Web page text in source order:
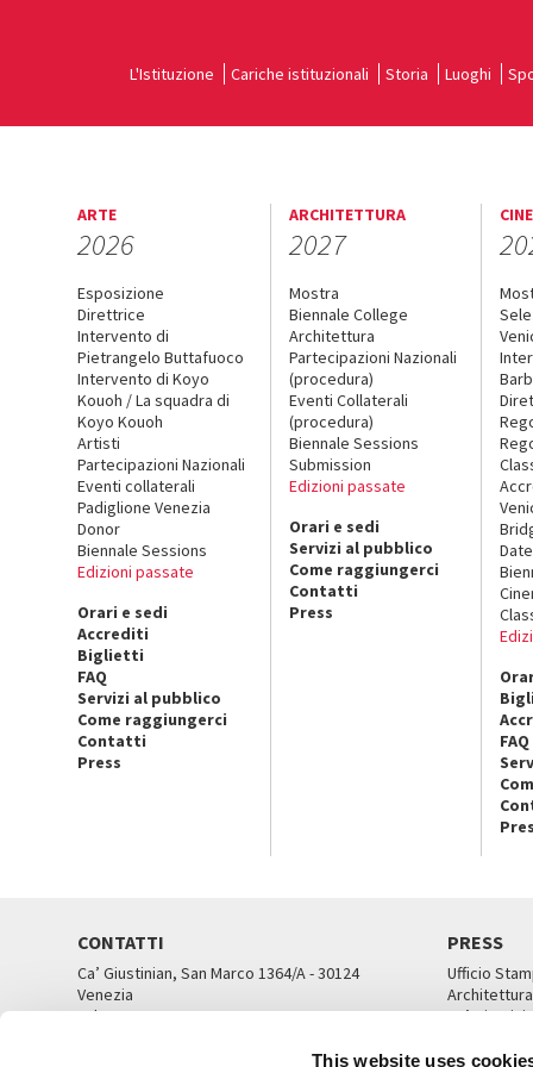
This website uses
L'Istituzione Cariche istituzionali Storia Luoghi
ARTE
2026
Esposizione
Direttrice
Intervento di
Pietrangelo Buttafuoco
Intervento di Koyo
Kouoh / La squadra di
Koyo Kouoh
Artisti
Partecipazioni Nazionali
Eventi collaterali
Padiglione Venezia
Donor
Biennale Sessions
Edizioni passate
Orari e sedi
Accrediti
Biglietti
FAQ
Servizi al pubblico
Come raggiungerci
Contatti
Press
ARCHITETTURA
2027
Mostra
Biennale College
Architettura
Partecipazioni Nazionali
(procedura)
Eventi Collaterali
(procedura)
Biennale Sessions
Submission
Edizioni passate
Orari e sedi
Servizi al pubblico
Come raggiungerci
Contatti
Press
FAQ
CONTATTI
Ca’ Giustinian, San Marco 1364/A - 30124
Venezia
Tel. 041 5218711
PRESS
Ufficio
Architettura
Ca’
UFFICI